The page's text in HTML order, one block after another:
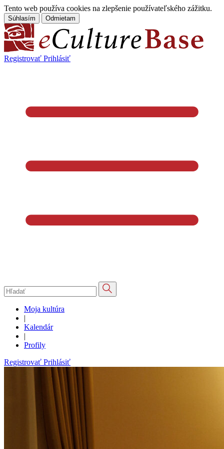
Tento web používa cookies na zlepšenie používateľského zážitku.
Súhlasím Odmietam
Registrovať Prihlásiť
Moja kultúra
|
Kalendár
|
Profily
Registrovať Prihlásiť